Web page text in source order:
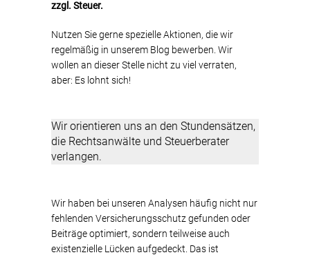
zzgl. Steuer.
Nutzen Sie gerne spezielle Aktionen, die wir
regelmäßig in unserem Blog bewerben. Wir
wollen an dieser Stelle nicht zu viel verraten,
aber: Es lohnt sich!
Wir orientieren uns an den Stundensätzen,
die Rechtsanwälte und Steuerberater
verlangen.
Wir haben bei unseren Analysen häufig nicht nur
fehlenden Versicherungsschutz gefunden oder
Beiträge optimiert, sondern teilweise auch
existenzielle Lücken aufgedeckt. Das ist